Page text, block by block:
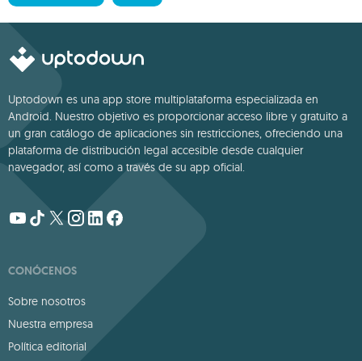
Uptodown es una app store multiplataforma especializada en
Android. Nuestro objetivo es proporcionar acceso libre y gratuito a
un gran catálogo de aplicaciones sin restricciones, ofreciendo una
plataforma de distribución legal accesible desde cualquier
navegador, así como a través de su app oficial.
CONÓCENOS
Sobre nosotros
Nuestra empresa
Política editorial